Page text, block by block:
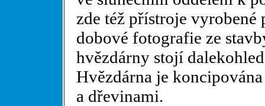
zde též přístroje vyrobené
dobové fotografie ze
hvězdárny stojí
Hvězdárna je
a dřevinami.